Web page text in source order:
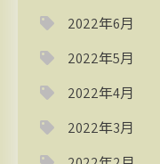
2022年6月
2022年5月
2022年4月
2022年3月